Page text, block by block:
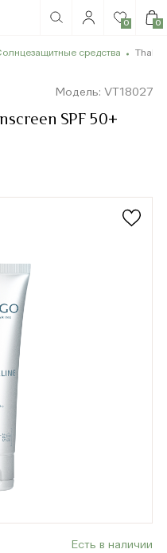
0 0
средства
Модель: VT18027
SPF 50+
Есть в наличии